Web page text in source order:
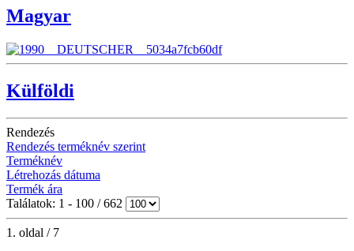
Magyar
Külföldi
Rendezés
Rendezés terméknév szerint
Terméknév
Létrehozás dátuma
Termék ára
Találatok: 1 - 100 / 662
1. oldal / 7